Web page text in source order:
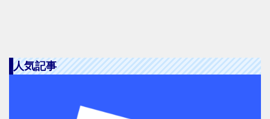
人気記事